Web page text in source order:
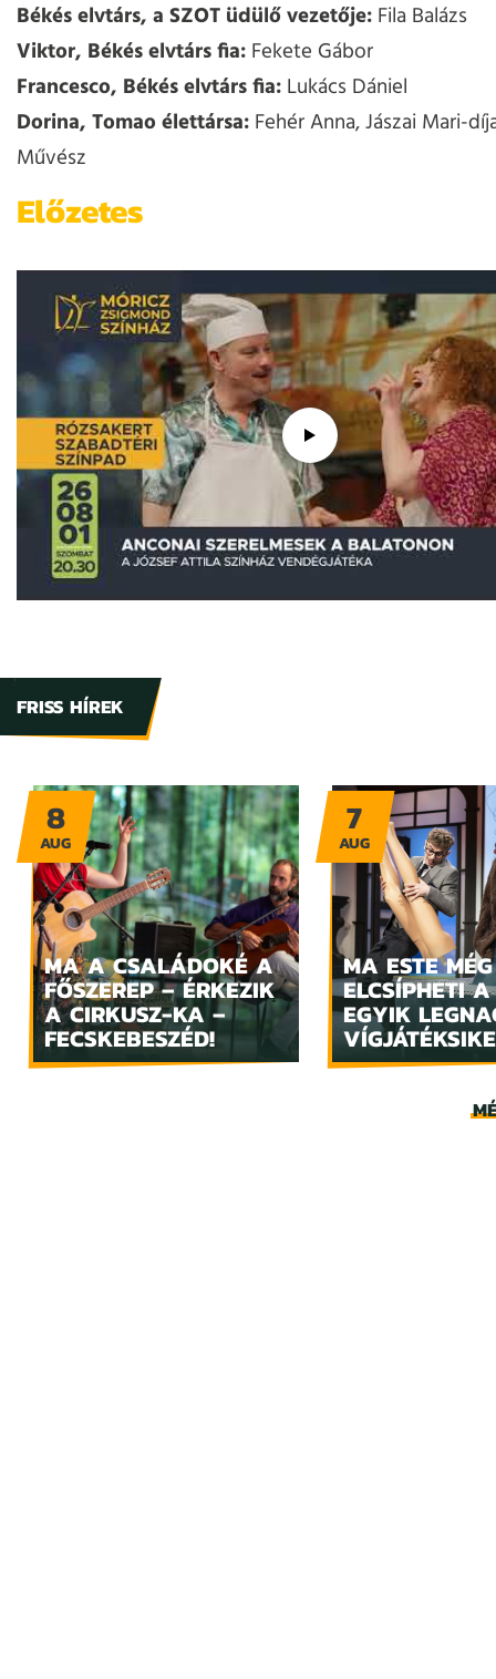
Békés elvtárs, a SZOT üdülő vezetője:Fila Balázs
Viktor, Békés elvtárs fia:Fekete Gábor
Francesco, Békés elvtárs fia:Lukács Dániel
Dorina, Tomao élettársa:Fehér Anna, Jászai Mari-
Művész
Előzetes
FRISS HÍREK
MA A CSALÁDOKÉ A
FŐSZEREP – ÉRKEZIK
A CIRKUSZ-KA –
FECSKEBESZÉD!
8
AUG
MA ESTE MÉG
ELCSÍPHETI
EGYIK
7
AUG